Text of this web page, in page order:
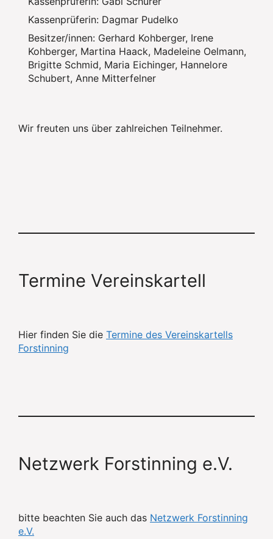
Kassenprüferin: Dagmar Pudelko
Besitzer/innen: Gerhard Kohberger, Irene
Kohberger, Martina Haack, Madeleine Oelmann,
Brigitte Schmid, Maria Eichinger, Hannelore
Schubert, Anne Mitterfelner
Wir freuten uns über zahlreichen Teilnehmer.
Termine Vereinskartell
Hier finden Sie die Termine des Vereinskartells
Forstinning
Netzwerk Forstinning e.V.
bitte beachten Sie auch das Netzwerk Forstinning
e.V.